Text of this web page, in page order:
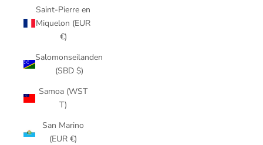
Saint-Pierre en
Miquelon (EUR
€)
Salomonseilanden
(SBD $)
Samoa (WST
T)
San Marino
(EUR €)